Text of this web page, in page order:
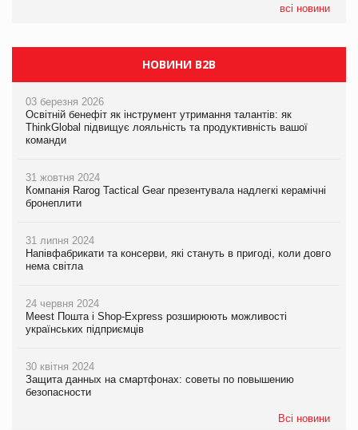
всі новини
НОВИНИ B2B
03 березня 2026
Освітній бенефіт як інструмент утримання талантів: як
ThinkGlobal підвищує лояльність та продуктивність вашої
команди
31 жовтня 2024
Компанія Rarog Tactical Gear презентувала надлегкі керамічні
бронеплити
31 липня 2024
Напівфабрикати та консерви, які стануть в пригоді, коли довго
нема світла
24 червня 2024
Meest Пошта і Shop-Express розширюють можливості
українських підприємців
30 квітня 2024
Защита данных на смартфонах: советы по повышению
безопасности
Всі новини